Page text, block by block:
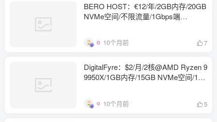
BERO HOST：€12/年/2GB内存/20GB
NVMe空间/不限流量/1Gbps端
10个月前 7
DigitalFyre：$2/月/2核@AMD Ryzen 9
9950X/1GB内存/15GB NVMe空间/1TB
10个月前 5